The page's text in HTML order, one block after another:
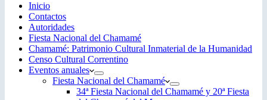
Inicio
Contactos
Autoridades
Fiesta Nacional del Chamamé
Chamamé: Patrimonio Cultural Inmaterial de la Humanidad
Censo Cultural Correntino
Eventos anuales
Fiesta Nacional del Chamamé
34ª Fiesta Nacional del Chamamé y 20ª Fiesta